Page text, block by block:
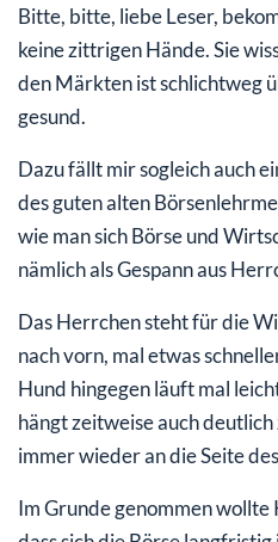
Bitte, bitte, liebe Leser,
keine zittrigen Hände. Sie
den Märkten ist schlichtweg
gesund.
Dazu fällt mir sogleich auch
des guten alten
wie man sich Börse und
nämlich als Gespann aus
Das Herrchen steht für die
nach vorn, mal etwas
Hund hingegen läuft mal
hängt zeitweise auch
immer wieder an die Seite
Im Grunde genommen wollte